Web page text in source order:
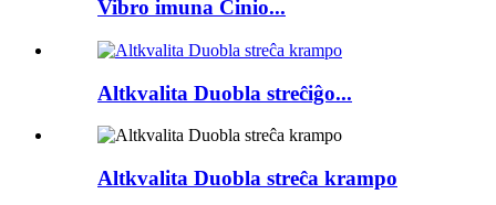
Vibro imuna Ĉinio...
Altkvalita Duobla streĉiĝo...
Altkvalita Duobla streĉa krampo